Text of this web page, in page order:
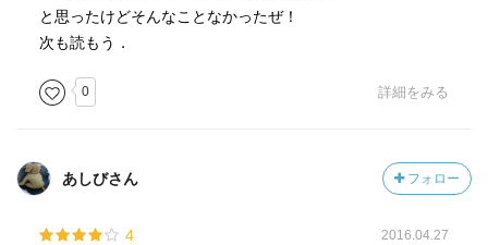
と思ったけどそんなことなかったぜ！
次も読もう．
0 詳細をみる
あしびさん フォロー
4 2016.04.27